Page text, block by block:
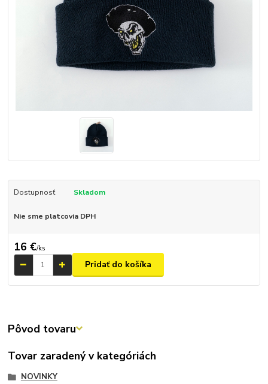
Dostupnosť Skladom
Nie sme platcovia DPH
16 €/ks
Pridať do košíka
Pôvod tovaru
Tovar zaradený v kategóriách
NOVINKY